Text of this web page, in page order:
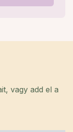
vagy add el a